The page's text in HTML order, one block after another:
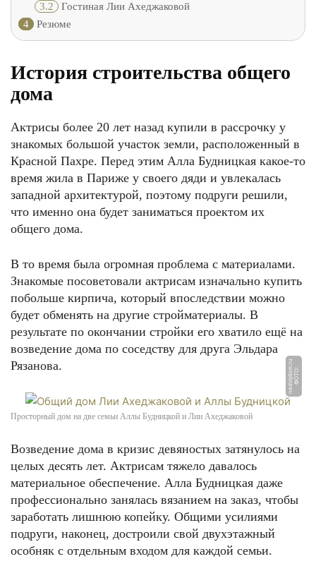
3.2 Гостиная Лии Ахеджаковой
4
Резюме
История строительства общего
дома
Актрисы более 20 лет назад купили в рассрочку у
знакомых большой участок земли, расположенный в
Красной Пахре. Перед этим Алла Будницкая какое-то
время жила в Париже у своего дяди и увлекалась
западной архитектурой, поэтому подруги решили,
что именно она будет заниматься проектом их
общего дома.
В то время была огромная проблема с материалами.
Знакомые посоветовали актрисам изначально купить
побольше кирпича, который впоследствии можно
будет обменять на другие стройматериалы. В
результате по окончании стройки его хватило ещё на
возведение дома по соседству для друга Эльдара
Рязанова.
Ф
О
Т
О:
n
e
d
vij
d
o
m.
r
u
Просторный дом на две семьи Аллы Будницкой и Лии Ахеджаковой
Возведение дома в кризис девяностых затянулось на
целых десять лет. Актрисам тяжело давалось
материальное обеспечение. Алла Будницкая даже
профессионально занялась вязанием на заказ, чтобы
заработать лишнюю копейку. Общими усилиями
подруги, наконец, достроили свой двухэтажный
особняк с отдельным входом для каждой семьи.